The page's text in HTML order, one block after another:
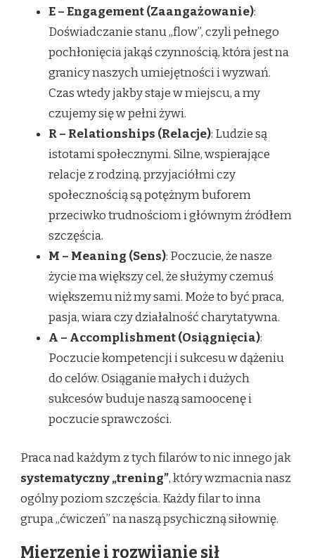
E – Engagement (Zaangażowanie):
Doświadczanie stanu „flow”, czyli pełnego
pochłonięcia jakąś czynnością, która jest na
granicy naszych umiejętności i wyzwań.
Czas wtedy jakby staje w miejscu, a my
czujemy się w pełni żywi.
R – Relationships (Relacje): Ludzie są
istotami społecznymi. Silne, wspierające
relacje z rodziną, przyjaciółmi czy
społecznością są potężnym buforem
przeciwko trudnościom i głównym źródłem
szczęścia.
M – Meaning (Sens): Poczucie, że nasze
życie ma większy cel, że służymy czemuś
większemu niż my sami. Może to być praca,
pasja, wiara czy działalność charytatywna.
A – Accomplishment (Osiągnięcia):
Poczucie kompetencji i sukcesu w dążeniu
do celów. Osiąganie małych i dużych
sukcesów buduje naszą samoocenę i
poczucie sprawczości.
Praca nad każdym z tych filarów to nic innego jak
systematyczny „trening”, który wzmacnia nasz
ogólny poziom szczęścia. Każdy filar to inna
grupa „ćwiczeń” na naszą psychiczną siłownię.
Mierzenie i rozwijanie sił